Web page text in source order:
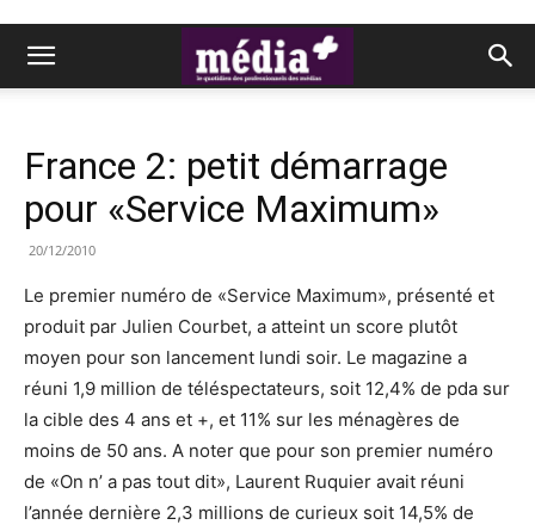
France 2: petit démarrage
pour «Service Maximum»
20/12/2010
Le premier numéro de «Service Maximum», présenté et
produit par Julien Courbet, a atteint un score plutôt
moyen pour son lancement lundi soir. Le magazine a
réuni 1,9 million de téléspectateurs, soit 12,4% de pda sur
la cible des 4 ans et +, et 11% sur les ménagères de
moins de 50 ans. A noter que pour son premier numéro
de «On n’ a pas tout dit», Laurent Ruquier avait réuni
l’année dernière 2,3 millions de curieux soit 14,5% de